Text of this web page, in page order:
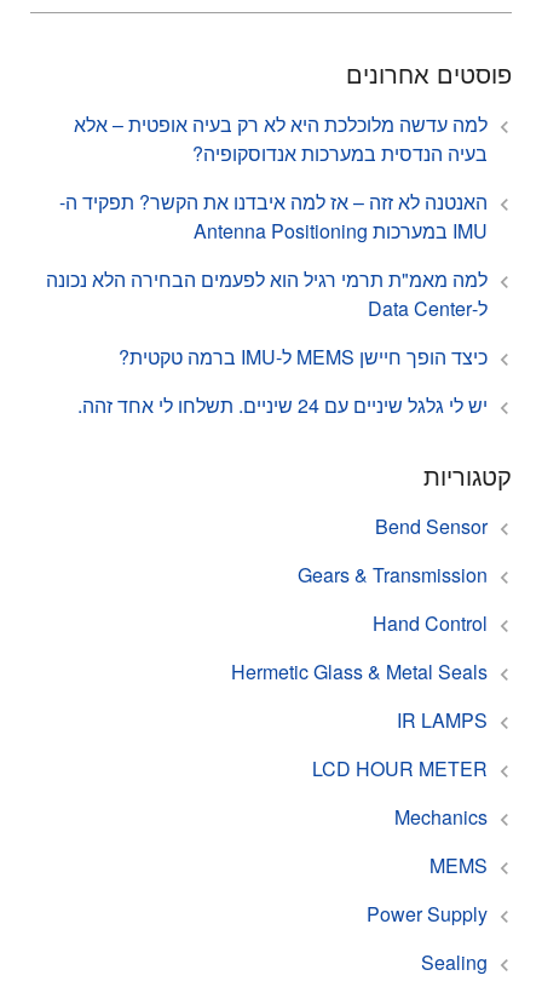
פוסטים אחרונים
למה עדשה מלוכלכת היא לא רק בעיה אופטית – אלא
בעיה הנדסית במערכות אנדוסקופיה?
האנטנה לא זזה – אז למה איבדנו את הקשר? תפקיד ה-
IMU במערכות Antenna Positioning
למה מאמ"ת תרמי רגיל הוא לפעמים הבחירה הלא נכונה
ל-Data Center
כיצד הופך חיישן MEMS ל-IMU ברמה טקטית?
יש לי גלגל שיניים עם 24 שיניים. תשלחו לי אחד זהה.
קטגוריות
Bend Sensor
Gears & Transmission
Hand Control
Hermetic Glass & Metal Seals
IR LAMPS
LCD HOUR METER
Mechanics
MEMS
Power Supply
Sealing